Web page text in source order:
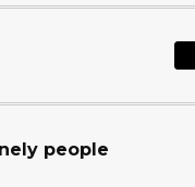
people